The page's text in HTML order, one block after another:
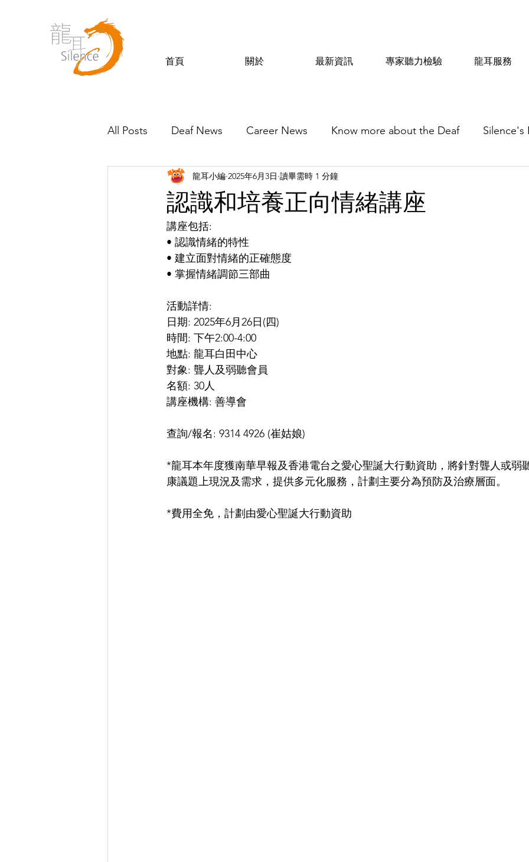
首頁 關於 最新資訊 專家聽力檢驗 龍耳服務
All Posts Deaf News Career News Know more about the Deaf Silence's
Silence’s Friends
認識和培養正向情緒講座
龍耳小編 2025年6月3日 讀畢需時 1 分鐘
講座包括:
• 認識情緒的特性
• 建立面對情緒的正確態度
• 掌握情緒調節三部曲
活動詳情:
日期: 2025年6月26日(四)
時間: 下午2:00-4:00
地點: 龍耳白田中心
對象: 聾人及弱聽會員
名額: 30人
講座機構: 善導會
查詢/報名: 9314 4926 (崔姑娘)
*龍耳本年度獲南華早報及香港電台之愛心聖誕大行動資助，將針對聾人或弱
康議題上現況及需求，提供多元化服務，計劃主要分為預防及治療層面。
*費用全免，計劃由愛心聖誕大行動資助